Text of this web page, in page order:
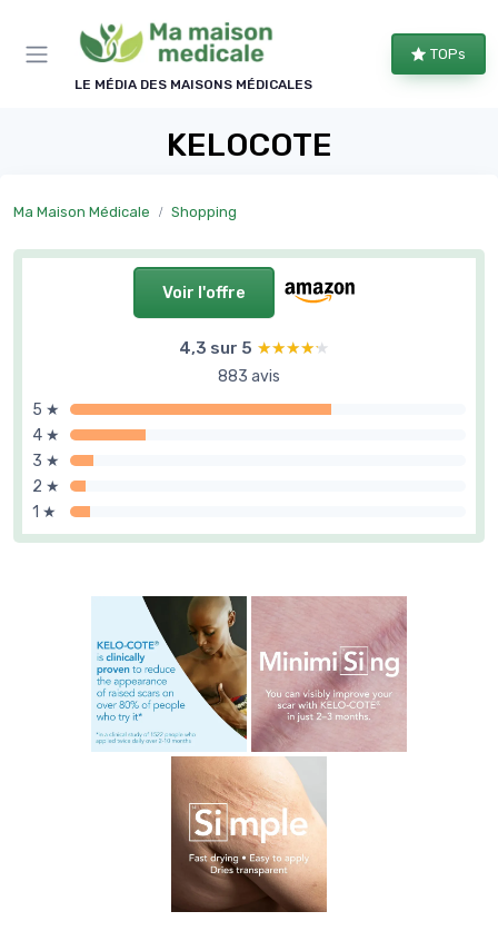
LE MÉDIA DES MAISONS MÉDICALES
TOPs
KELOCOTE
Ma Maison Médicale Shopping
Voir l'offre
4,3 sur 5 ★★★★★
★★★★★
883 avis
5 ★
4 ★
3 ★
2 ★
1 ★